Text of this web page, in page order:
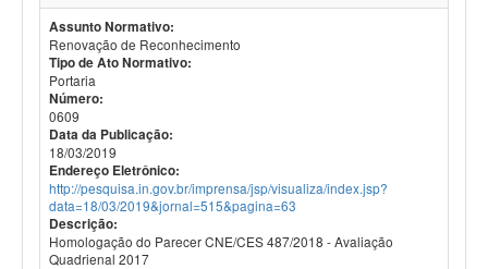
Assunto Normativo:
Renovação de Reconhecimento
Tipo de Ato Normativo:
Portaria
Número:
0609
Data da Publicação:
18/03/2019
Endereço Eletrônico:
http://pesquisa.in.gov.br/imprensa/jsp/visualiza/index.jsp?
data=18/03/2019&jornal=515&pagina=63
Descrição:
Homologação do Parecer CNE/CES 487/2018 - Avaliação
Quadrienal 2017